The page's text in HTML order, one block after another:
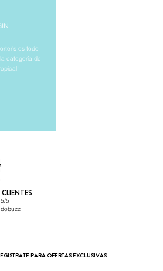
es todo
categoría de
5/5
PARA OFERTAS EXCLUSIVAS